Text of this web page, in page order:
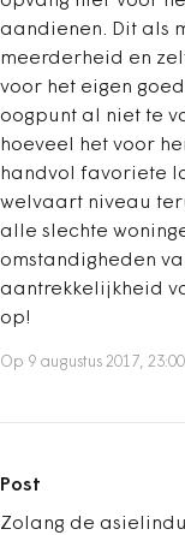
aandienen. Dit als
meerderheid en
voor het eigen
oogpunt al niet te
hoeveel het voor
handvol favoriete
welvaart niveau
alle slechte
omstandigheden
aantrekkelijkheid
op!
Op 9 augustus 2017, 23:00
Post
Zolang de